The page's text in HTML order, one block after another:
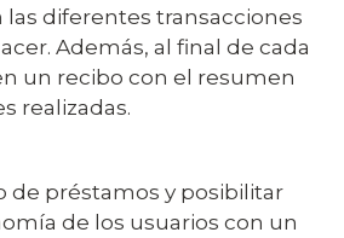
las diferentes transacciones
Además, al final de cada
un recibo con el resumen
realizadas.
de préstamos y posibilitar
de los usuarios con un